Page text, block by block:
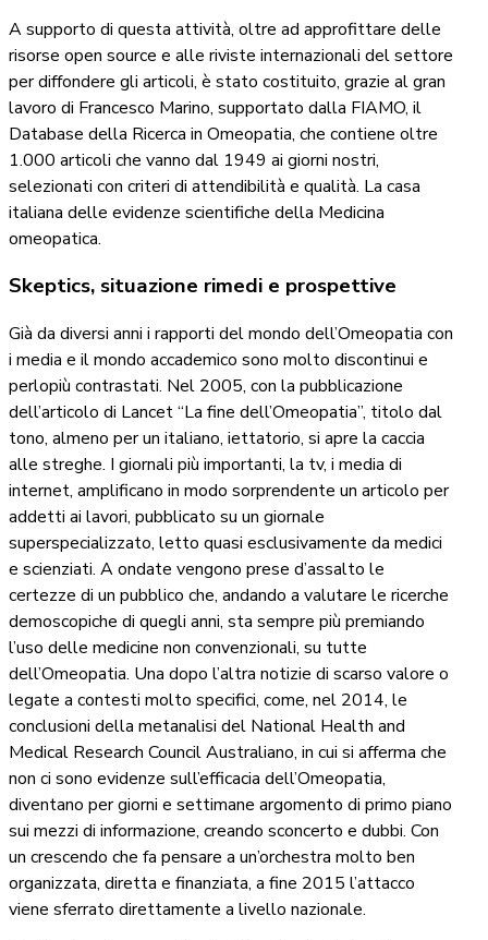
A supporto di questa attività, oltre ad approfittare delle
risorse open source e alle riviste internazionali del settore
per diffondere gli articoli, è stato costituito, grazie al gran
lavoro di Francesco Marino, supportato dalla FIAMO, il
Database della Ricerca in Omeopatia, che contiene oltre
1.000 articoli che vanno dal 1949 ai giorni nostri,
selezionati con criteri di attendibilità e qualità. La casa
italiana delle evidenze scientifiche della Medicina
omeopatica.
Skeptics, situazione rimedi e prospettive
Già da diversi anni i rapporti del mondo dell’Omeopatia con
i media e il mondo accademico sono molto discontinui e
perlopiù contrastati. Nel 2005, con la pubblicazione
dell’articolo di Lancet “La fine dell’Omeopatia”, titolo dal
tono, almeno per un italiano, iettatorio, si apre la caccia
alle streghe. I giornali più importanti, la tv, i media di
internet, amplificano in modo sorprendente un articolo per
addetti ai lavori, pubblicato su un giornale
superspecializzato, letto quasi esclusivamente da medici
e scienziati. A ondate vengono prese d’assalto le
certezze di un pubblico che, andando a valutare le ricerche
demoscopiche di quegli anni, sta sempre più premiando
l’uso delle medicine non convenzionali, su tutte
dell’Omeopatia. Una dopo l’altra notizie di scarso valore o
legate a contesti molto specifici, come, nel 2014, le
conclusioni della metanalisi del National Health and
Medical Research Council Australiano, in cui si afferma che
non ci sono evidenze sull’efficacia dell’Omeopatia,
diventano per giorni e settimane argomento di primo piano
sui mezzi di informazione, creando sconcerto e dubbi. Con
un crescendo che fa pensare a un’orchestra molto ben
organizzata, diretta e finanziata, a fine 2015 l’attacco
viene sferrato direttamente a livello nazionale.